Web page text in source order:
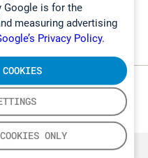
Google is for the
measuring advertising
Privacy Policy.
ONLY